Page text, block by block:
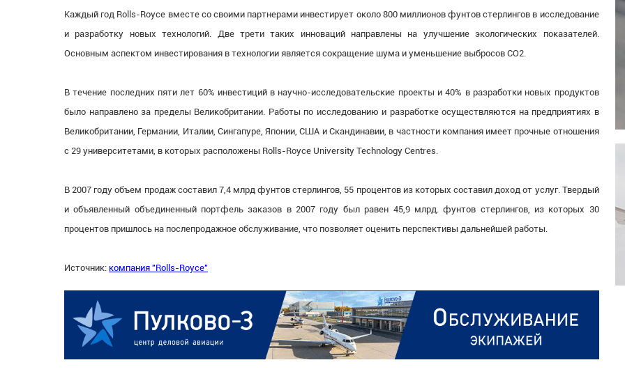
Каждый год Rolls-Royce вместе со своими партнерами инвестирует около 800 миллионов фунтов стерлингов в исследование
и разработку новых технологий. Две трети таких инноваций направлены на улучшение экологических показателей.
Основным аспектом инвестирования в технологии является сокращение шума и уменьшение выбросов CO2.
В течение последних пяти лет 60% инвестиций в научно-исследовательские проекты и 40% в разработки новых продуктов
было направлено за пределы Великобритании. Работы по исследованию и разработке осуществляются на предприятиях в
Великобритании, Германии, Италии, Сингапуре, Японии, США и Скандинавии, в частности компания имеет прочные отношения
с 29 университетами, в которых расположены Rolls-Royce University Technology Centres.
В 2007 году объем продаж составил 7,4 млрд фунтов стерлингов, 55 процентов из которых составил доход от услуг. Твердый
и объявленный объединенный портфель заказов в 2007 году был равен 45,9 млрд. фунтов стерлингов, из которых 30
процентов пришлось на послепродажное обслуживание, что позволяет оценить перспективы дальнейшей работы.
Источник: компания "Rolls-Royce"